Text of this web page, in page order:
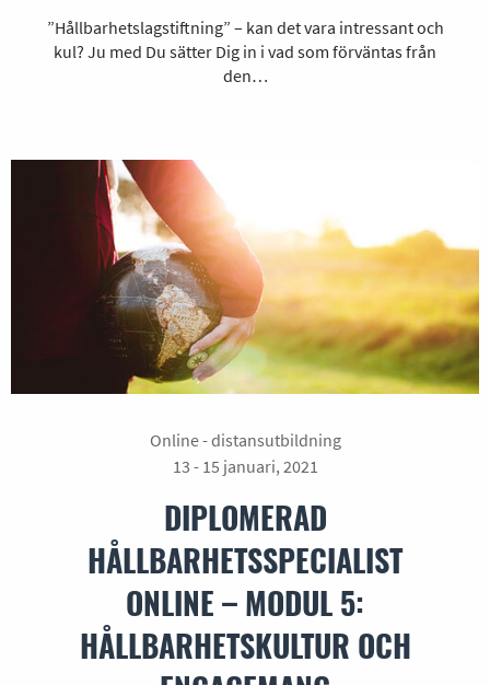
”Hållbarhetslagstiftning” – kan det vara intressant och
kul? Ju med Du sätter Dig in i vad som förväntas från
den…
Online - distansutbildning
13 - 15 januari, 2021
DIPLOMERAD
HÅLLBARHETSSPECIALIST
ONLINE – MODUL 5:
HÅLLBARHETSKULTUR OCH